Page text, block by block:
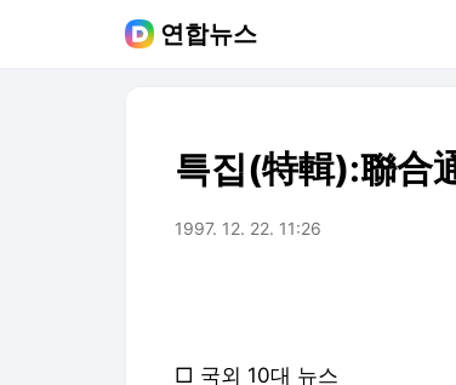
연합뉴스
특집(特輯):聯
1997. 12. 22. 11:26
□ 국외 10대 뉴스